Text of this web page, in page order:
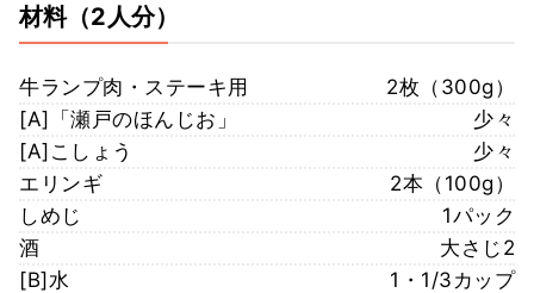
材料（2人分）
牛ランプ肉・ステーキ用
2枚（300g）
[A]「瀬戸のほんじお」
少々
[A]こしょう
少々
エリンギ
2本（100g）
しめじ
1パック
酒
大さじ2
[B]水
1・1/3カップ